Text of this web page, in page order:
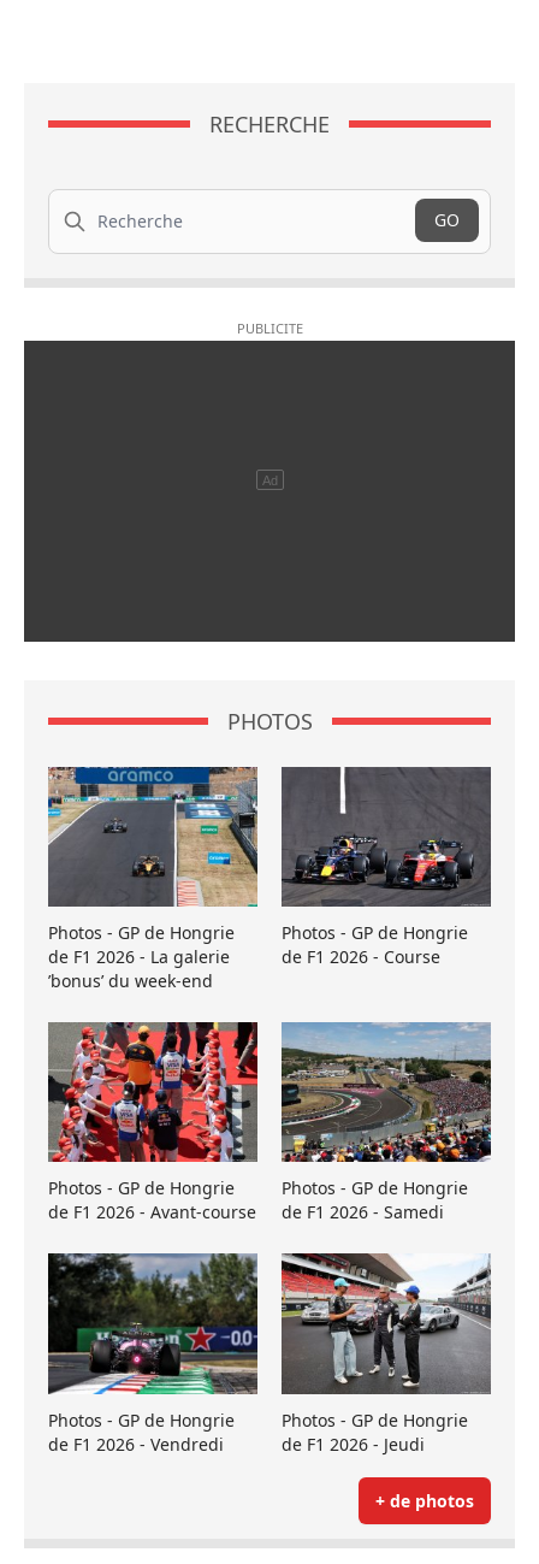
RECHERCHE
Recherche
GO
PHOTOS
Photos - GP de Hongrie
de F1 2026 - La galerie
’bonus’ du week-end
Photos - GP de Hongrie
de F1 2026 - Course
Photos - GP de Hongrie
de F1 2026 - Avant-course
Photos - GP de Hongrie
de F1 2026 - Samedi
Photos - GP de Hongrie
de F1 2026 - Vendredi
Photos - GP de Hongrie
de F1 2026 - Jeudi
+ de photos